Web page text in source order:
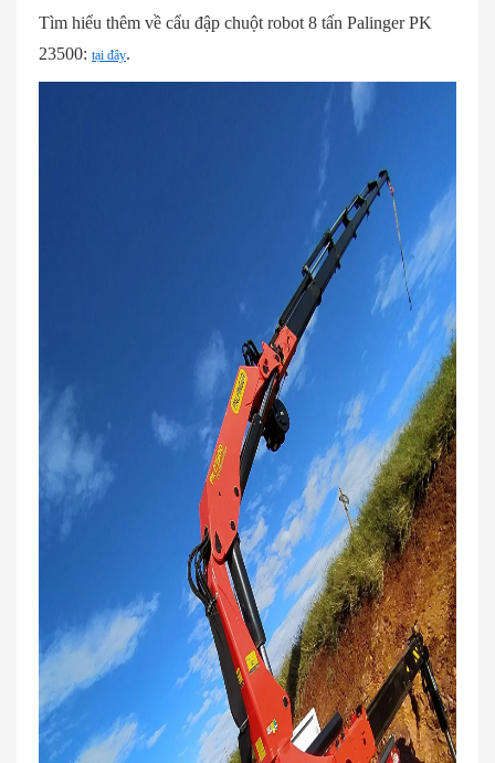
Tìm hiểu thêm về cẩu đập chuột robot 8 tấn Palinger PK
23500: tại đây.